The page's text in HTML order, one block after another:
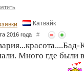
Катвайк
2016 года #
Много где были